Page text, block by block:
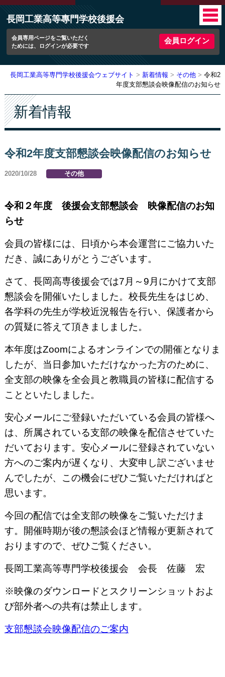
長岡工業高等專門学校後援会
会員専用ページをご覧いただく
ためには、ログインが必要です
会員ログイン
長岡工業高等専門学校後援会ウェブサイト 新着情報 その他
令和2
年度支部懇談会映像配信のお知らせ
新着情報
令和2年度支部懇談会映像配信のお知らせ
2020/10/28 その他
令和２年度 後援会支部懇談会 映像配信のお知
らせ
会員の皆様には、日頃から本会運営にご協力いた
だき、誠にありがとうございます。
さて、長岡高専後援会では7 月～ 9 月にかけて支部
懇談会を開催いたしました。校長先生をはじめ、
各学科の先生が学校近況報告を行い、保護者から
の質疑に答えて頂きましました。
本年度はZoomによるオンラインでの開催となりま
したが、当日参加いただけなかった方のために、
全支部の映像を全会員と教職員の皆様に配信する
ことといたしました。
安心メールにご登録いただいている会員の皆様へ
は、所属されている支部の映像を配信させていた
だいております。安心メールに登録されていない
方へのご案内が遅くなり、大変申し訳ございませ
んでしたが、この機会にぜひご覧いただければと
思います。
今回の配信では全支部の映像をご覧いただけま
す。開催時期が後の懇談会ほど情報が更新されて
おりますので、ぜひご覧ください。
長岡工業高等専門学校後援会 会長 佐藤 宏
※映像のダウンロードとスクリーンショットおよ
び部外者への共有は禁止します。
支部懇談会映像配信のご案内